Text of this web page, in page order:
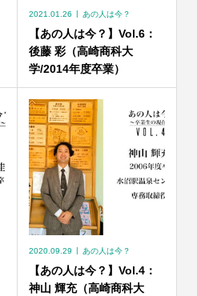
2021.01.26 あの人は今？
【あの人は今？】Vol.6：
後藤 彩（高崎商科大
学/2014年度卒業）
2020.09.29 あの人は今？
【あの人は今？】Vol.4：
神山 輝充（高崎商科大